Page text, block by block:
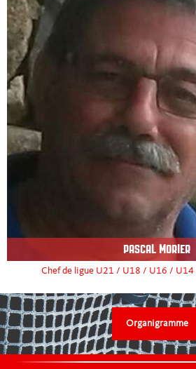
PASCAL MORIER
Chef de ligue U21 / U18 / U16 / U14
Organigramme